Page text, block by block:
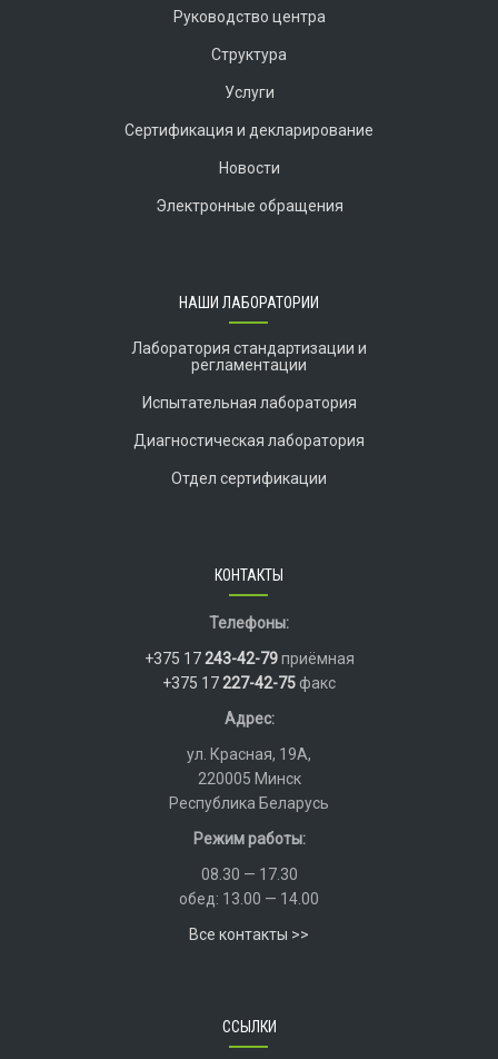
Руководство центра
Структура
Услуги
Сертификация и декларирование
Новости
Электронные обращения
НАШИ ЛАБОРАТОРИИ
Лаборатория стандартизации и
регламентации
Испытательная лаборатория
Диагностическая лаборатория
Отдел сертификации
КОНТАКТЫ
Телефоны:
+375 17243-42-79приёмная
+375 17227-42-75факс
Адрес:
ул. Красная, 19А,
220005 Минск
Республика Беларусь
Режим работы:
08.30 — 17.30
обед: 13.00 — 14.00
Все контакты >>
ССЫЛКИ